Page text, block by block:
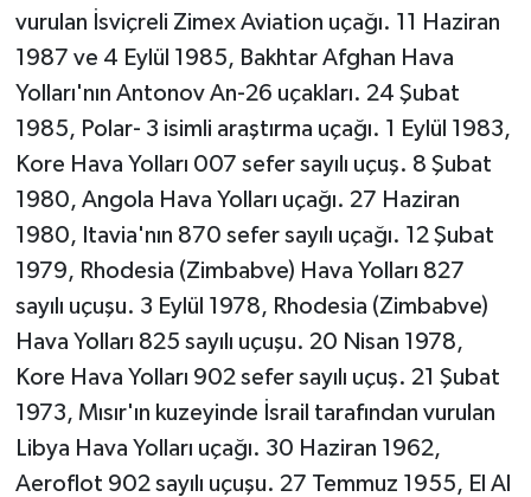
vurulan İsviçreli Zimex Aviation uçağı. 11 Haziran
1987 ve 4 Eylül 1985, Bakhtar Afghan Hava
Yolları'nın Antonov An-26 uçakları. 24 Şubat
1985, Polar- 3 isimli araştırma uçağı. 1 Eylül 1983,
Kore Hava Yolları 007 sefer sayılı uçuş. 8 Şubat
1980, Angola Hava Yolları uçağı. 27 Haziran
1980, Itavia'nın 870 sefer sayılı uçağı. 12 Şubat
1979, Rhodesia (Zimbabve) Hava Yolları 827
sayılı uçuşu. 3 Eylül 1978, Rhodesia (Zimbabve)
Hava Yolları 825 sayılı uçuşu. 20 Nisan 1978,
Kore Hava Yolları 902 sefer sayılı uçuş. 21 Şubat
1973, Mısır'ın kuzeyinde İsrail tarafından vurulan
Libya Hava Yolları uçağı. 30 Haziran 1962,
Aeroflot 902 sayılı uçuşu. 27 Temmuz 1955, El Al